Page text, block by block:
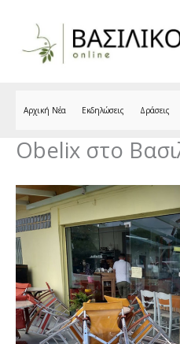
Αρχική Νέα Εκδηλώσεις Δράσεις
Obelix στο